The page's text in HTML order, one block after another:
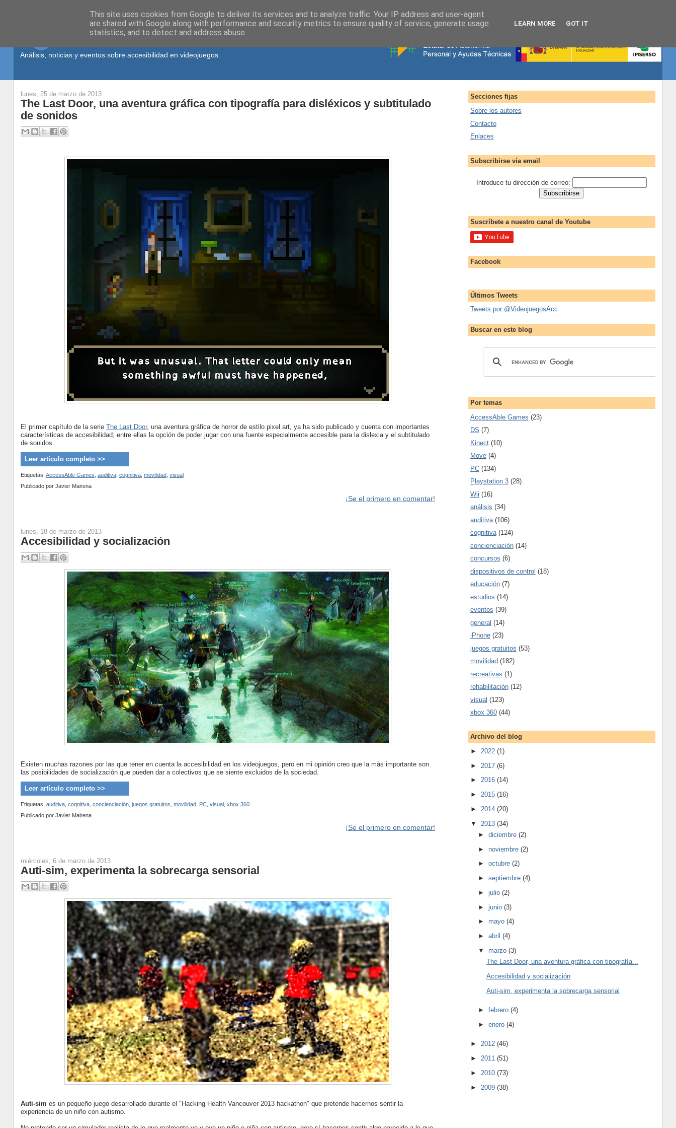
Análisis, noticias y eventos sobre accesibilidad en videojuegos.
lunes, 25 de marzo de 2013
The Last Door, una aventura gráfica con tipografía para disléxicos y subtitulado
de sonidos
El primer capítulo de la serie The Last Door, una aventura gráfica de horror de estilo pixel art, ya ha sido publicado y cuenta con importantes
características de accesibilidad; entre ellas la opción de poder jugar con una fuente especialmente accesible para la dislexia y el subtitulado
de sonidos.
Leer artículo completo >>
Etiquetas: AccessAble Games auditiva, cognitiva, movilidad, visual
Publicado por Javier Mairena
¡Se el primero en comentar!
lunes, 18 de marzo de 2013
Accesibilidad y socialización
Existen muchas razones por las que tener en cuenta la accesibilidad en los videojuegos, pero en mi opinión creo que la más importante son
las posibilidades de socialización que pueden dar a colectivos que se siente excluidos de la sociedad.
Leer artículo completo >>
Etiquetas: auditiva, cognitiva, concienciación, juegos gratuitos movilidad, PC, visual, xbox 360
Publicado por Javier Mairena
¡Se el primero en comentar!
miércoles, 6 de marzo de 2013
Auti-sim, experimenta la sobrecarga sensorial
Auti-sim es un pequeño juego desarrollado durante el "Hacking Health Vancouver 2013 hackathon" que pretende hacernos sentir la
experiencia de un niño con autismo.
Secciones fijas
Sobre los autores
Contacto
Enlaces
Subscribirse vía email
Introduce tu dirección de correo:
Suscríbete a nuestro canal de Youtube
Facebook
Últimos Tweets
Tweets por @VideojuegosAcc
Buscar en este blog
Por temas
AccessAble Games (23)
DS (7)
Kinect (10)
Move (4)
PC (134)
Playstation 3 (28)
Wii (16)
análisis (34)
auditiva (106)
cognitiva (124)
concienciación (14)
concursos (6)
dispositivos de control (18)
educación (7)
estudios (14)
eventos (39)
general (14)
iPhone (23)
juegos gratuitos (53)
movilidad (182)
recreativas (1)
rehabilitación (12)
visual (123)
xbox 360 (44)
Archivo del blog
► 2022 (1)
► 2017 (6)
► 2016 (14)
► 2015 (16)
► 2014 (20)
▼ 2013 (34)
►diciembre(2)
►noviembre(2)
►octubre(2)
►septiembre(4)
►julio(2)
►junio(3)
►mayo(4)
►abril(4)
▼marzo(3)
The Last Door, una aventura gráfica con tipografía...
Accesibilidad y socialización
Auti-sim, experimenta la sobrecarga sensorial
►febrero(4)
►enero(4)
► 2012 (46)
► 2011 (51)
► 2010 (73)
► 2009 (38)
This site uses cookies from Google to deliver its services and to analyze traffic. Your IP address and user-agent
are shared with Google along with performance and security metrics to ensure quality of service, generate usage
statistics, and to detect and address abuse.
LEARN MORE GOT IT